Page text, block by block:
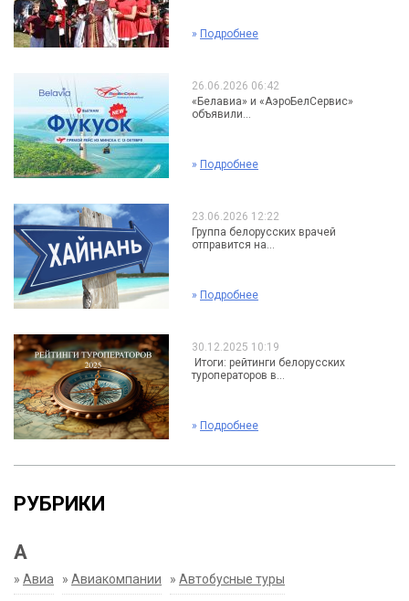
» Подробнее
26.06.2026 06:42
«Белавиа» и «АэроБелСервис»
объявили...
» Подробнее
23.06.2026 12:22
Группа белорусских врачей
отправится на...
» Подробнее
30.12.2025 10:19
Итоги: рейтинги белорусских
туроператоров в...
» Подробнее
РУБРИКИ
А
» Авиа » Авиакомпании » Автобусные туры